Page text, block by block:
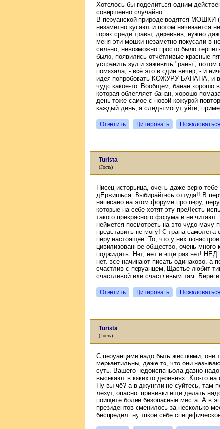
Хотелось бы поделиться одним
совершенно случайно.
В перуанской природе водятся МОШКИ
незаметно кусают и потом начинается
горах среди травы, деревьев, нужно
меня эти мошки незаметно покусали в
сильно, невозможно просто было
было, появились отчётливые красные
устранить зуд и заживить "раны",
помазала, - всё это в один вечер, - и
идея попробовать КОЖУРУ БАНАНА, и
чудо какое-то! Вообщем, банан хорошо
которая облепляет банан, хорошо
день тоже самое с новой кожурой
каждый день, а следы могут уйти,
Ответить Цитировать Пожаловаться
Turista
(Гость)
Писец исторьица, очень даже верю
дЕржишься. Выбирайтесь оттуда!! В
написано на этом форуме про перу,
которые на себе хотят эту преЛесть
такого прекрасного форума и не
неймется посмотреть на это чудо мачу
представить не могу! С трапа
перу настоящее. То, что у них
цивилизованное общество, очень
поджидать. Нет, нет и еще раз нет!
нет, все начинают писать одинаково, а
счастлив с перуанцем, Щастье любит
счастливой или счастливым там.
Ответить Цитировать Пожаловаться
Turista
(Гость)
С перуанцами надо быть жесткими, они
меркантильны, даже то, что они
суть. Вашего недоиспаньола давно
высекают в какихто деревнях. Кто-то
Ну вы чё? а в джунгли не суйтесь, там
лезут, опасно, прививки еще делать
поищите более безопасные места. А в
президентов сменилось за несколько
беспредел. ну тпкое себе